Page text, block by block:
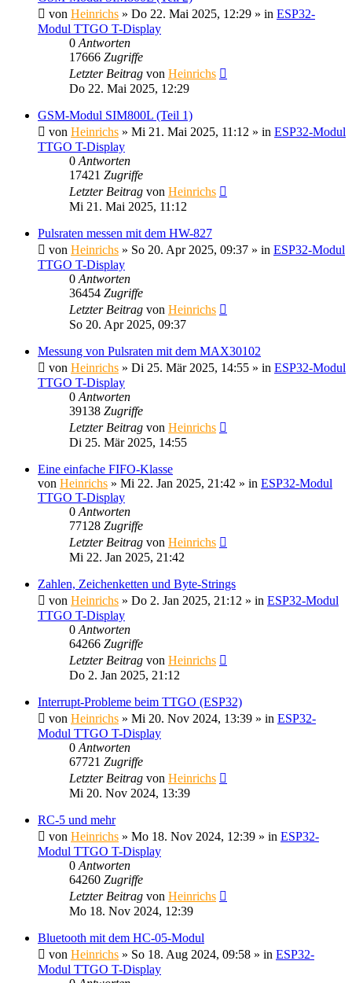
von Heinrichs » Do 22. Mai 2025, 12:29 » in ESP32-
Modul TTGO T-Display
0 Antworten
17666 Zugriffe
Letzter Beitrag von Heinrichs
Do 22. Mai 2025, 12:29
GSM-Modul SIM800L (Teil 1)
von Heinrichs » Mi 21. Mai 2025, 11:12 » in ESP32-Modul
TTGO T-Display
0 Antworten
17421 Zugriffe
Letzter Beitrag von Heinrichs
Mi 21. Mai 2025, 11:12
Pulsraten messen mit dem HW-827
von Heinrichs » So 20. Apr 2025, 09:37 » in ESP32-Modul
TTGO T-Display
0 Antworten
36454 Zugriffe
Letzter Beitrag von Heinrichs
So 20. Apr 2025, 09:37
Messung von Pulsraten mit dem MAX30102
von Heinrichs » Di 25. Mär 2025, 14:55 » in ESP32-Modul
TTGO T-Display
0 Antworten
39138 Zugriffe
Letzter Beitrag von Heinrichs
Di 25. Mär 2025, 14:55
Eine einfache FIFO-Klasse
von Heinrichs » Mi 22. Jan 2025, 21:42 » in ESP32-Modul
TTGO T-Display
0 Antworten
77128 Zugriffe
Letzter Beitrag von Heinrichs
Mi 22. Jan 2025, 21:42
Zahlen, Zeichenketten und Byte-Strings
von Heinrichs » Do 2. Jan 2025, 21:12 » in ESP32-Modul
TTGO T-Display
0 Antworten
64266 Zugriffe
Letzter Beitrag von Heinrichs
Do 2. Jan 2025, 21:12
Interrupt-Probleme beim TTGO (ESP32)
von Heinrichs » Mi 20. Nov 2024, 13:39 » in ESP32-
Modul TTGO T-Display
0 Antworten
67721 Zugriffe
Letzter Beitrag von Heinrichs
Mi 20. Nov 2024, 13:39
RC-5 und mehr
von Heinrichs » Mo 18. Nov 2024, 12:39 » in ESP32-
Modul TTGO T-Display
0 Antworten
64260 Zugriffe
Letzter Beitrag von Heinrichs
Mo 18. Nov 2024, 12:39
Bluetooth mit dem HC-05-Modul
von Heinrichs » So 18. Aug 2024, 09:58 » in ESP32-
Modul TTGO T-Display